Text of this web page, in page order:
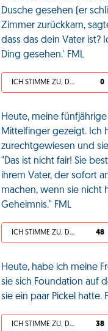
Dusche gesehen (er
Zimmer zurückkam,
dass das dein Vater ist?
Ding gesehen.' FML
ICH STIMME ZU, DEIN LEBEN IST SCHEISSE 0
Heute, meine
Mittelfinger gezeigt. Ich
zurechtgewiesen und
"Das ist nicht fair! Sie
ihrem Vater, der sofort
machen, wenn sie nicht
Geheimnis." FML
ICH STIMME ZU, DEIN LEBEN IST SCHEISSE 48
Heute, habe ich meine
sie sich Foundation auf
sie ein paar Pickel hatte.
ICH STIMME ZU, DEIN LEBEN IST SCHEISSE 38